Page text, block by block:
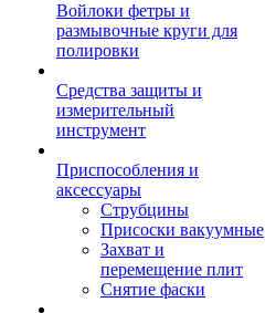
Войлоки фетры и
размывочные круги для
полировки
Средства защиты и
измерительный
инструмент
Приспособления и
аксессуары
Струбцины
Присоски вакуумные
Захват и
перемещение плит
Снятие фаски